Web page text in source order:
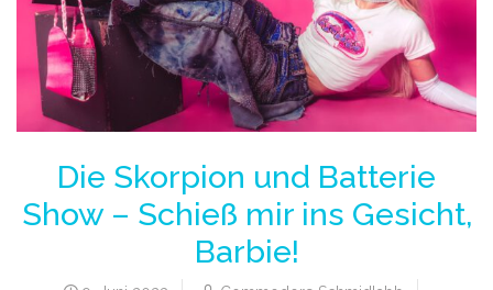
Die Skorpion und Batterie
Show – Schieß mir ins Gesicht,
Barbie!